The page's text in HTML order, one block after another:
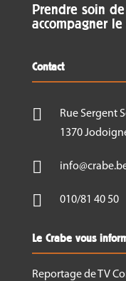
Prendre soin
accompagner
Contact

Rue Sergent
1370

 010/81 40 50
Le Crabe vous
Reportage de TV